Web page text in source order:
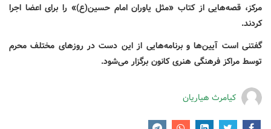
مرکز، قصه‌هایی از کتاب «مثل یاوران امام حسین(ع)» را برای اعضا اجرا
کردند.
گفتنی است آیین‌ها و برنامه‌هایی از این دست در روزهای مختلف محرم
توسط مراکز فرهنگی هنری کانون برگزار می‌شود.
کیامرث هیاریان